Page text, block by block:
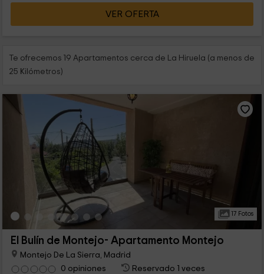
La cocina tiene todo lo que necesitamos y el baño posee
WIFI.
VER OFERTA
Te ofrecemos 19 Apartamentos cerca de La Hiruela (a menos de
25 Kilómetros)
17 Fotos
El Bulín de Montejo- Apartamento Montejo
Montejo De La Sierra, Madrid
0 opiniones
Reservado 1 veces